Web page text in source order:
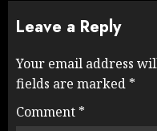
Leave a Reply
Your email address
fields are marked *
Comment *